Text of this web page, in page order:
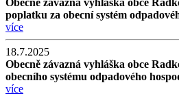
Obecně závazná vyhláška obce
poplatku za obecní systém
více
18.7.2025
Obecně závazná vyhláška obce
obecního systému odpadového
více